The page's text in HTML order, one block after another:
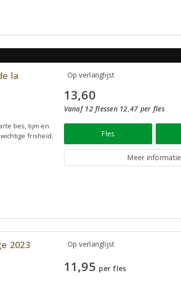
la
bes, tijm en
frisheid.
Op verlanglijst
13,60
Vanaf 12 flessen 12,47 per fles
Fles
Meer informatie
2023 Op verlanglijst
11,95 per fles